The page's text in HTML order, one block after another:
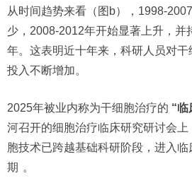
从时间趋势来看（图b），1998-
少，2008-2012年开始显著上升，并
年。这表明近十年来，科研人员对
投入不断增加。
2025年被业内称为干细胞治疗的 “临
河召开的细胞治疗临床研究研讨会
胞技术已跨越基础科研阶段，进入
期 。